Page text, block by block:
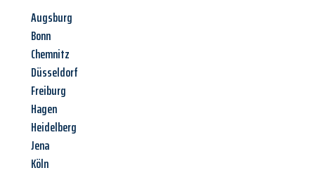
Augsburg
Bonn
Chemnitz
Düsseldorf
Freiburg
Hagen
Heidelberg
Jena
Köln